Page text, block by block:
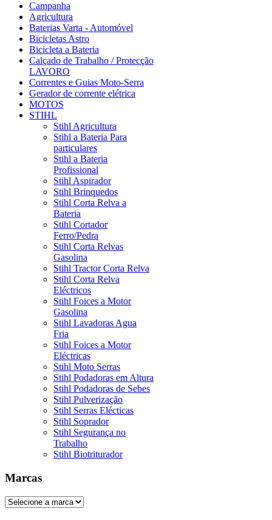
Campanha
Agricultura
Baterias Varta - Automóvel
Bicicletas Astro
Bicicleta a Bateria
Calçado de Trabalho / Protecção
LAVORO
Correntes e Guias Moto-Serra
Gerador de corrente elétrica
MOTOS
STIHL
Stihl Agricultura
Stihl a Bateria Para
particulares
Stihl a Bateria
Profissional
Stihl Aspirador
Stihl Brinquedos
Stihl Corta Relva a
Bateria
Stihl Cortador
Ferro/Pedra
Stihl Corta Relvas
Gasolina
Stihl Tractor Corta Relva
Stihl Corta Relva
Eléctricos
Stihl Foices a Motor
Gasolina
Stihl Lavadoras Agua
Fria
Stihl Foices a Motor
Eléctricas
Stihl Moto Serras
Stihl Podadoras em Altura
Stihl Podadoras de Sebes
Stihl Pulverização
Stihl Serras Elécticas
Stihl Soprador
Stihl Segurança no
Trabalho
Stihl Biotriturador
Marcas